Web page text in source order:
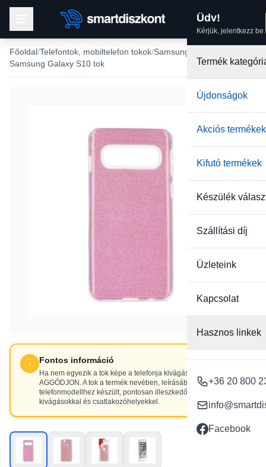
Üdv!
Kérjük, jelentkezz be.
Termék
Újdonságok
Akciós termékek
Kifutó termékek
Készülék
Szállítási díj
Üzleteink
Kapcsolat
Hasznos linkek
+36 20 800
Facebook
Főoldal Telefontok, mobiltelefon tokok Samsung tokok
Samsung Galaxy S10 tok
Fontos információ
Ha nem egyezik a tok képe a telefonja kivágásaival, NE
AGGÓDJON. A tok a termék nevében, leírásában szereplő
telefonmodellhez készült, pontosan illeszkedő
kivágásokkal és csatlakozóhelyekkel.